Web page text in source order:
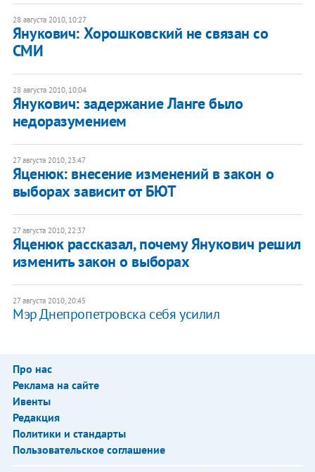
28 августа 2010, 10:27
Янукович: Хорошковский не связан со
СМИ
28 августа 2010, 10:04
Янукович: задержание Ланге было
недоразумением
27 августа 2010, 23:47
Яценюк: внесение изменений в закон о
выборах зависит от БЮТ
27 августа 2010, 22:37
Яценюк рассказал, почему Янукович решил
изменить закон о выборах
27 августа 2010, 20:45
Мэр Днепропетровска себя усилил
Про нас
Реклама на сайте
Ивенты
Редакция
Политики и стандарты
Пользовательское соглашение